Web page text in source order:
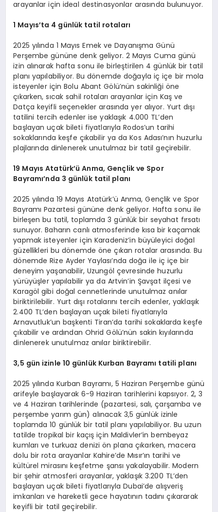
arayanlar için ideal destinasyonlar arasında bulunuyor.
1 Mayıs’ta 4 günlük tatil rotaları
2025 yılında 1 Mayıs Emek ve Dayanışma Günü
Perşembe gününe denk geliyor. 2 Mayıs Cuma günü
izin alınarak hafta sonu ile birleştirilen 4 günlük bir tatil
planı yapılabiliyor. Bu dönemde doğayla iç içe bir mola
isteyenler için Bolu Abant Gölü’nün sakinliği öne
çıkarken, sıcak sahil rotaları arayanlar için Kaş ve
Datça keyifli seçenekler arasında yer alıyor. Yurt dışı
tatilini tercih edenler ise yaklaşık 4.000 TL’den
başlayan uçak bileti fiyatlarıyla Rodos’un tarihi
sokaklarında keşfe çıkabilir ya da Kos Adası’nın huzurlu
plajlarında dinlenerek unutulmaz bir tatil geçirebilir.
19 Mayıs Atatürk’ü Anma, Gençlik ve Spor
Bayramı’nda 3 günlük tatil planı
2025 yılında 19 Mayıs Atatürk’ü Anma, Gençlik ve Spor
Bayramı Pazartesi gününe denk geliyor. Hafta sonu ile
birleşen bu tatil, toplamda 3 günlük bir seyahat fırsatı
sunuyor. Baharın canlı atmosferinde kısa bir kaçamak
yapmak isteyenler için Karadeniz’in büyüleyici doğal
güzellikleri bu dönemde öne çıkan rotalar arasında. Bu
dönemde Rize Ayder Yaylası’nda doğa ile iç içe bir
deneyim yaşanabilir, Uzungöl çevresinde huzurlu
yürüyüşler yapılabilir ya da Artvin’in Şavşat ilçesi ve
Karagöl gibi doğal cennetlerinde unutulmaz anılar
biriktirilebilir. Yurt dışı rotalarını tercih edenler, yaklaşık
2.400 TL’den başlayan uçak bileti fiyatlarıyla
Arnavutluk’un başkenti Tiran’da tarihi sokaklarda keşfe
çıkabilir ve ardından Ohrid Gölü’nün sakin kıyılarında
dinlenerek unutulmaz anılar biriktirebilir.
3,5 gün izinle 10 günlük Kurban Bayramı tatili planı
2025 yılında Kurban Bayramı, 5 Haziran Perşembe günü
arifeyle başlayarak 6-9 Haziran tarihlerini kapsıyor. 2, 3
ve 4 Haziran tarihlerinde (pazartesi, salı, çarşamba ve
perşembe yarım gün) alınacak 3,5 günlük izinle
toplamda 10 günlük bir tatil planı yapılabiliyor. Bu uzun
tatilde tropikal bir kaçış için Maldivler’in bembeyaz
kumları ve turkuaz denizi ön plana çıkarken, macera
dolu bir rota arayanlar Kahire’de Mısır’ın tarihi ve
kültürel mirasını keşfetme şansı yakalayabilir. Modern
bir şehir atmosferi arayanlar, yaklaşık 3.200 TL’den
başlayan uçak bileti fiyatlarıyla Dubai’de alışveriş
imkanları ve hareketli gece hayatının tadını çıkararak
keyifli bir tatil geçirebilir.